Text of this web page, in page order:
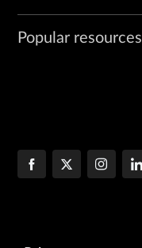
Popular resources